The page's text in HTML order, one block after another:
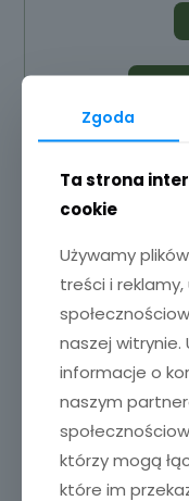
Zgoda
Ta strona
cookie
Używamy
treści i
naszej
informacje o
naszym
którzy mogą
które im